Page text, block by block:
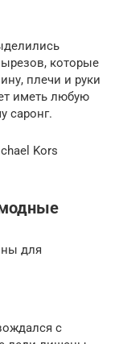
которые
плечи и руки
иметь любую
саронг.
Kors
для
с